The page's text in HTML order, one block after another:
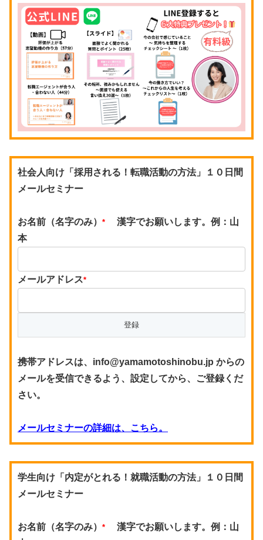
社会人向け「採用される！転職活動の方法」１０日間
メールセミナー
お名前（名字のみ） *
漢字でお願いします。例：山
本
メールアドレス*
携帯アドレスは、info@yamamotoshinobu.jp からの
メールを受信できるよう、設定してから、ご登録くだ
さい。
メールセミナーの詳細は、こちら。
学生向け「内定がとれる！就職活動の方法」１０日間
メールセミナー
お名前（名字のみ） *
漢字でお願いします。例：山